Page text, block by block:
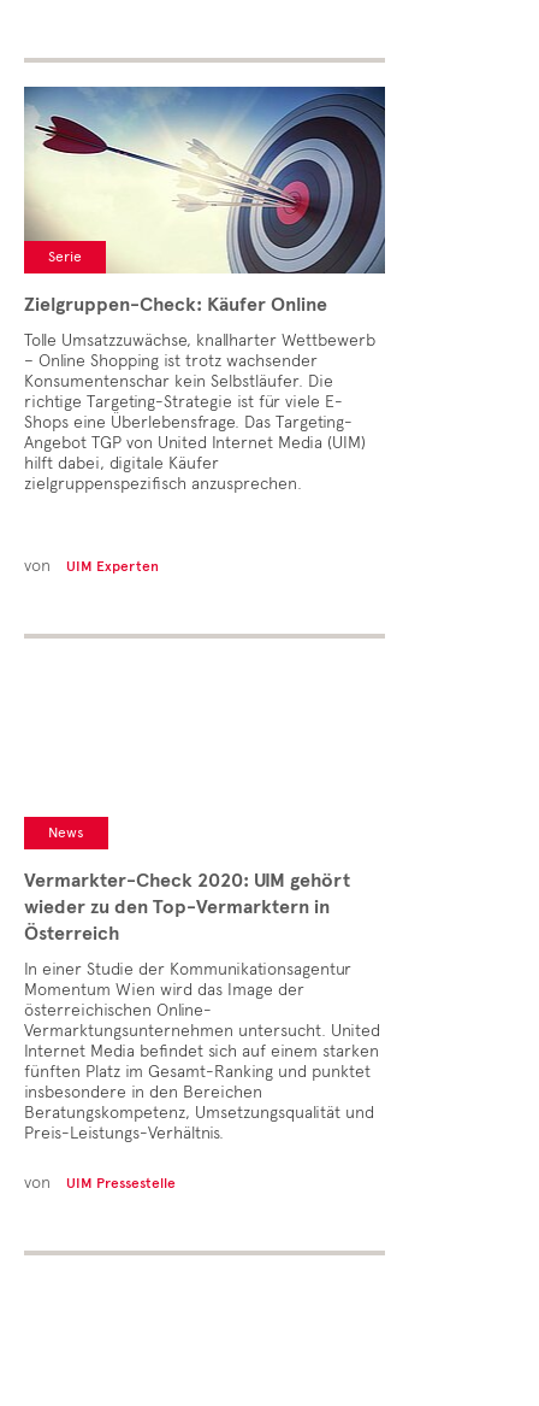
Serie
Zielgruppen-Check: Käufer Online
Tolle Umsatzzuwächse, knallharter Wettbewerb
– Online Shopping ist trotz wachsender
Konsumentenschar kein Selbstläufer. Die
richtige Targeting-Strategie ist für viele E-
Shops eine Überlebensfrage. Das Targeting-
Angebot TGP von United Internet Media (UIM)
hilft dabei, digitale Käufer
zielgruppenspezifisch anzusprechen.
von UIM Experten
News
Vermarkter-Check 2020: UIM gehört
wieder zu den Top-Vermarktern in
Österreich
In einer Studie der Kommunikationsagentur
Momentum Wien wird das Image der
österreichischen Online-
Vermarktungsunternehmen untersucht. United
Internet Media befindet sich auf einem starken
fünften Platz im Gesamt-Ranking und punktet
insbesondere in den Bereichen
Beratungskompetenz, Umsetzungsqualität und
Preis-Leistungs-Verhältnis.
von UIM Pressestelle